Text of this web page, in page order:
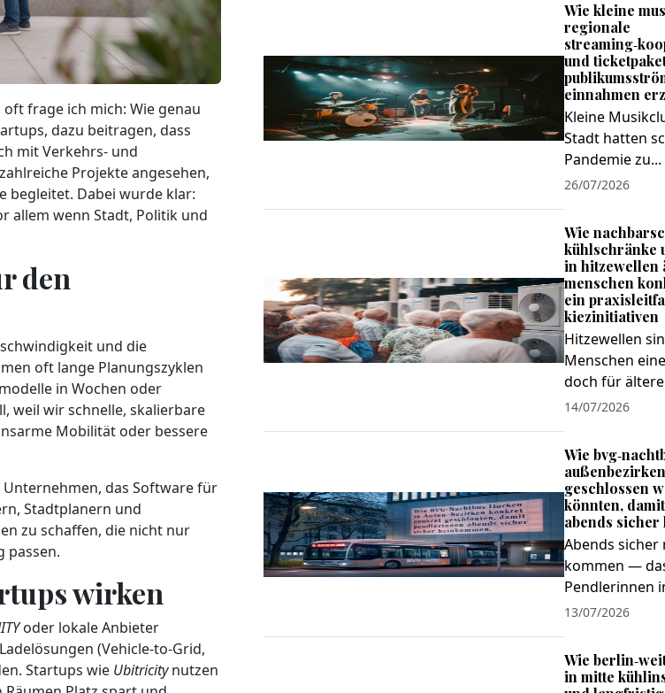
frage ich mich: Wie genau
dazu beitragen, dass
mit Verkehrs- und
Projekte angesehen,
begleitet. Dabei wurde klar:
allem wenn Stadt, Politik und
den
und die
oft lange Planungszyklen
in Wochen oder
weil wir schnelle, skalierbare
Mobilität oder bessere
das Software für
Stadtplanern und
zu schaffen, die nicht nur
passen.
wirken
oder lokale Anbieter
(Vehicle-to-Grid,
Startups wie Ubitricitynutzen
Wie kleine
regionale
und
einnahmen
Kleine
Stadt hatten
Pandemie zu...
26/07/2026
Wie
kühlschränke
in hitzewellen
menschen
ein
kiezinitiativen
Hitzewellen
Menschen
doch für
14/07/2026
Wie
geschlossen
könnten,
abends sicher
Abends sicher
kommen —
Pendlerinnen
13/07/2026
Wie
in mitte